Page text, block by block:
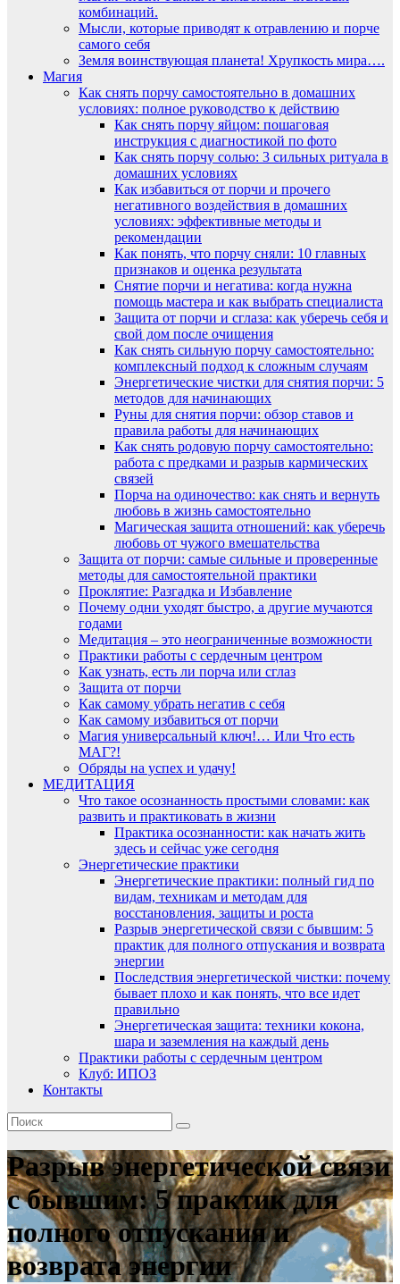
комбинаций.
Мысли, которые приводят к отравлению и порче
самого себя
Земля воинствующая планета! Хрупкость мира….
Магия
Как снять порчу самостоятельно в домашних
условиях: полное руководство к действию
Как снять порчу яйцом: пошаговая
инструкция с диагностикой по фото
Как снять порчу солью: 3 сильных ритуала в
домашних условиях
Как избавиться от порчи и прочего
негативного воздействия в домашних
условиях: эффективные методы и
рекомендации
Как понять, что порчу сняли: 10 главных
признаков и оценка результата
Снятие порчи и негатива: когда нужна
помощь мастера и как выбрать специалиста
Защита от порчи и сглаза: как уберечь себя и
свой дом после очищения
Как снять сильную порчу самостоятельно:
комплексный подход к сложным случаям
Энергетические чистки для снятия порчи: 5
методов для начинающих
Руны для снятия порчи: обзор ставов и
правила работы для начинающих
Как снять родовую порчу самостоятельно:
работа с предками и разрыв кармических
связей
Порча на одиночество: как снять и вернуть
любовь в жизнь самостоятельно
Магическая защита отношений: как уберечь
любовь от чужого вмешательства
Защита от порчи: самые сильные и проверенные
методы для самостоятельной практики
Проклятие: Разгадка и Избавление
Почему одни уходят быстро, а другие мучаются
годами
Медитация – это неограниченные возможности
Практики работы с сердечным центром
Как узнать, есть ли порча или сглаз
Защита от порчи
Как самому убрать негатив с себя
Как самому избавиться от порчи
Магия универсальный ключ!… Или Что есть
МАГ?!
Обряды на успех и удачу!
МЕДИТАЦИЯ
Что такое осознанность простыми словами: как
развить и практиковать в жизни
Практика осознанности: как начать жить
здесь и сейчас уже сегодня
Энергетические практики
Энергетические практики: полный гид по
видам, техникам и методам для
восстановления, защиты и роста
Разрыв энергетической связи с бывшим: 5
практик для полного отпускания и возврата
энергии
Последствия энергетической чистки: почему
бывает плохо и как понять, что все идет
правильно
Энергетическая защита: техники кокона,
шара и заземления на каждый день
Практики работы с сердечным центром
Клуб: ИПОЗ
Контакты
Разрыв энергетической связи
с бывшим: 5 практик для
полного отпускания и
возврата энергии